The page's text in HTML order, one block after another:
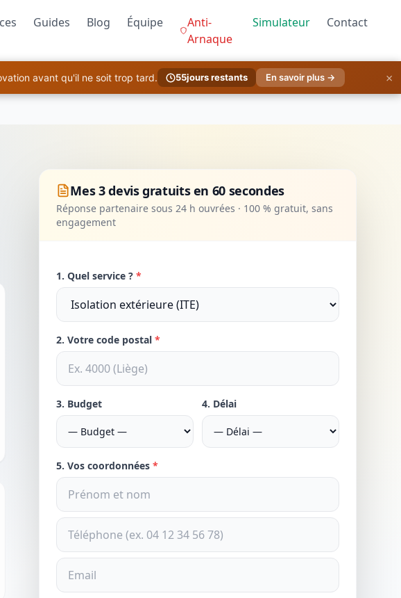
Guides Blog Équipe
Anti-
Arnaque
Simulateur Contact
avant qu'il ne soit trop tard. 55jours restants En savoir plus → ×
Mes 3 devis gratuits en 60 secondes
Réponse partenaire sous 24 h ouvrées · 100 % gratuit, sans
engagement
1. Quel service ?*
2. Votre code postal*
3. Budget 4. Délai
5. Vos coordonnées*